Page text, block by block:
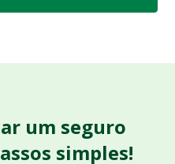
um seguro
simples!